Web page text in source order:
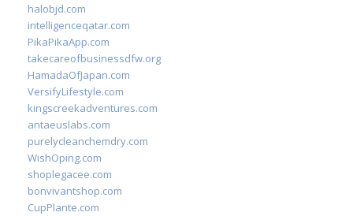
halobjd.com
intelligenceqatar.com
PikaPikaApp.com
takecareofbusinessdfw.org
HamadaOfJapan.com
VersifyLifestyle.com
kingscreekadventures.com
antaeuslabs.com
purelycleanchemdry.com
WishOping.com
shoplegacee.com
bonvivantshop.com
CupPlante.com